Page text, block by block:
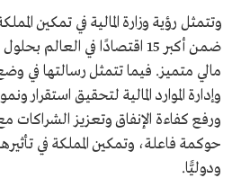
وتتمثل رؤية وزارة المالية في تمكين
مالي متميز. فيما تتمثل رسالتها في
وإدارة الموارد المالية لتحقيق استقرار
ورفع كفاءة الإنفاق وتعزيز
حوكمة فاعلة، وتمكين المملكة في تأثيرها
ودوليًّا.